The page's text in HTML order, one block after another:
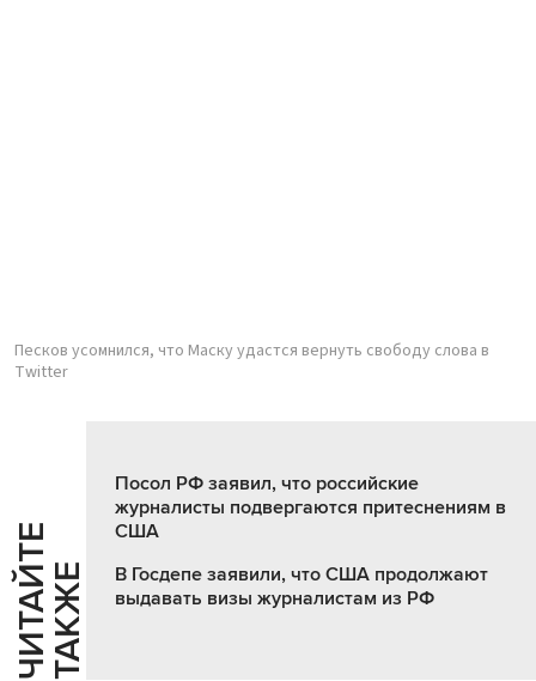
Песков усомнился, что Маску удастся вернуть свободу слова в
Twitter
Ч
И
Т
АЙ
Т
Е
Т
А
К
ЖЕ
Посол РФ заявил, что российские
журналисты подвергаются притеснениям в
США
В Госдепе заявили, что США продолжают
выдавать визы журналистам из РФ